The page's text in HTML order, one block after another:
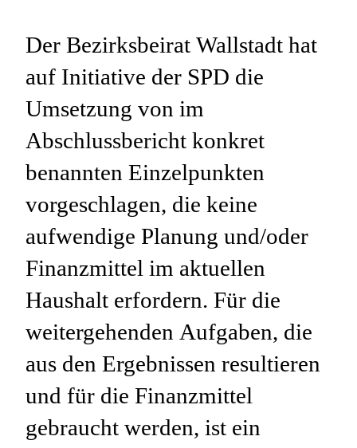
Der Bezirksbeirat Wallstadt hat
auf Initiative der SPD die
Umsetzung von im
Abschlussbericht konkret
benannten Einzelpunkten
vorgeschlagen, die keine
aufwendige Planung und/oder
Finanzmittel im aktuellen
Haushalt erfordern. Für die
weitergehenden Aufgaben, die
aus den Ergebnissen resultieren
und für die Finanzmittel
gebraucht werden, ist ein